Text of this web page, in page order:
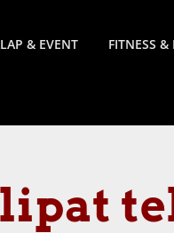
& EVENT FITNESS &
lipat